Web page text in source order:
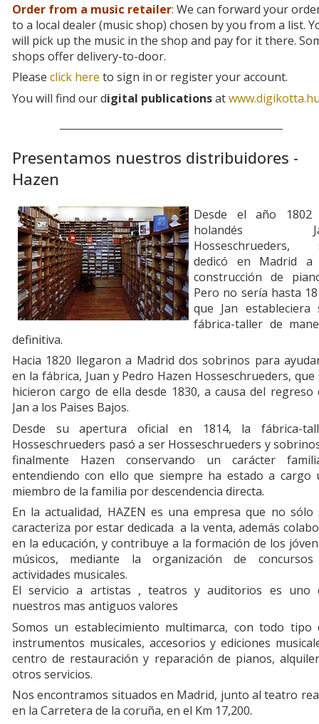
Order from a music retailer: We can forward your
to a local dealer (music shop) chosen by you from a list.
will pick up the music in the shop and pay for it there.
shops offer delivery-to-door.
Please click here to sign in or register your account.
You will find our digital publicationsat
Presentamos nuestros distribuidores -
Hazen
Desde el año 1802
holandés
Hosseschrueders,
dedicó en Madrid a
construcción de
Pero no sería hasta
que Jan estableciera
fábrica-taller de
definitiva.
Hacia 1820 llegaron a Madrid dos sobrinos para
en la fábrica, Juan y Pedro Hazen Hosseschrueders, que
hicieron cargo de ella desde 1830, a causa del regreso
Jan a los Paises Bajos.
Desde su apertura oficial en 1814, la fábrica-
Hosseschrueders pasó a ser Hosseschrueders y
finalmente Hazen conservando un carácter
entendiendo con ello que siempre ha estado a cargo
miembro de la familia por descendencia directa.
En la actualidad, HAZEN es una empresa que no sólo
caracteriza por estar dedicada a la venta, además
en la educación, y contribuye a la formación de los
músicos, mediante la organización de
actividades musicales.
El servicio a artistas , teatros y auditorios es uno
nuestros mas antiguos valores
Somos un establecimiento multimarca, con todo tipo
instrumentos musicales, accesorios y ediciones
centro de restauración y reparación de pianos,
otros servicios.
Nos encontramos situados en Madrid, junto al teatro
en la Carretera de la coruña, en el Km 17,200.